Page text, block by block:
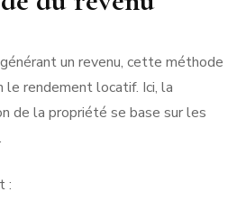
un revenu, cette méthode
rendement locatif. Ici, la
de la propriété se base sur les
: